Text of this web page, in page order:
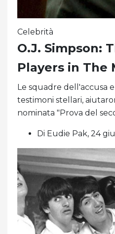
Celebrità
O.J. Simpson:
Players in The
Le squadre dell'accusa
testimoni stellari,
nominata "Prova del
Di Eudie Pak, 24